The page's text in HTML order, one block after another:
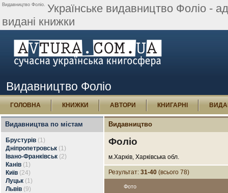
Видавництво Фоліо. Українське видавництво Фоліо -
видані книжки
Видавництво Фоліо
ГОЛОВНА КНИЖКИ АВТОРИ КНИГАРНІ
Видавництва по містам
Брустурів (1)
Дніпропетровськ (1)
Івано-Франківськ (2)
Канів (1)
Київ (24)
Луцьк (1)
Львів (9)
Видавництво
Фоліо
м.Харків, Харківська обл.
Результат: 31-40 (всього 78)
Фото